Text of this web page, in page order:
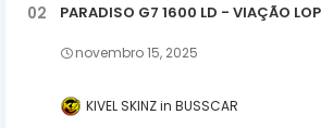
PARADISO G7 1600 LD - VIAÇÃO
novembro 15, 2025
KIVEL SKINZ BUSSCAR